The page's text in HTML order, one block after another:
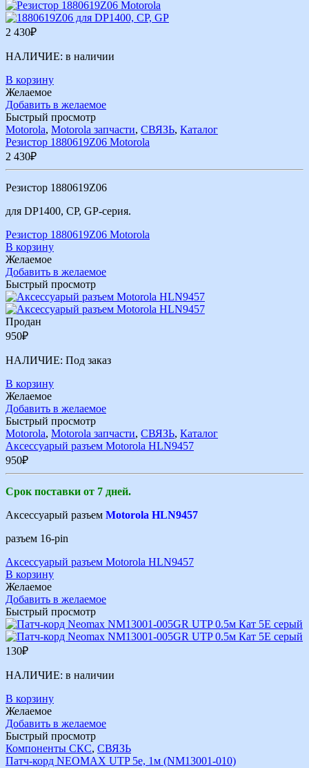
2 430₽
НАЛИЧИЕ: в наличии
В корзину
Желаемое
Добавить в желаемое
Быстрый просмотр
Motorola, Motorola запчасти, СВЯЗЬ, Каталог
Резистор 1880619Z06 Motorola
2 430₽
Резистор 1880619Z06
для DP1400, CP, GP-серия.
Резистор 1880619Z06 Motorola
В корзину
Желаемое
Добавить в желаемое
Быстрый просмотр
Продан
950₽
НАЛИЧИЕ: Под заказ
В корзину
Желаемое
Добавить в желаемое
Быстрый просмотр
Motorola, Motorola запчасти, СВЯЗЬ, Каталог
Аксессуарый разъем Motorola HLN9457
950₽
Срок поставки от 7 дней.
Аксессуарый разъем Motorola HLN9457
разъем 16-pin
Аксессуарый разъем Motorola HLN9457
В корзину
Желаемое
Добавить в желаемое
Быстрый просмотр
130₽
НАЛИЧИЕ: в наличии
В корзину
Желаемое
Добавить в желаемое
Быстрый просмотр
Компоненты СКС, СВЯЗЬ
Патч-корд NEOMAX UTP 5e, 1м (NM13001-010)